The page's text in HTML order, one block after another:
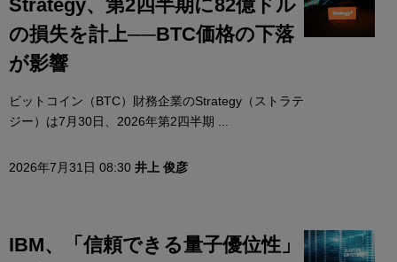
Strategy、第2四半期に82億ドル
の損失を計上──BTC価格の下落
が影響
ビットコイン（BTC）財務企業のStrategy（ストラテ
ジー）は7月30日、2026年第2四半期 ...
2026年7月31日 08:30 井上 俊彦
IBM、「信頼できる量子優位性」